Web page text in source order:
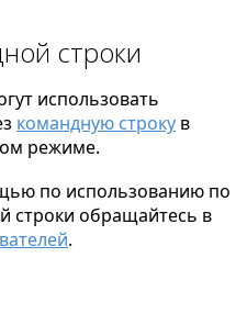
строки
использовать
командную строку в
режиме.
по использованию по
строки обращайтесь в
.